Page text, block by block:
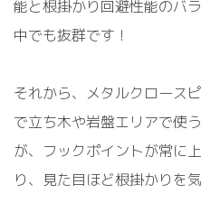
能と根掛かり回避性能のバ
中でも抜群です！
それから、メタルクロース
で立ち木や岩盤エリアで使
が、フックポイントが常に
り、見た目ほど根掛かりを